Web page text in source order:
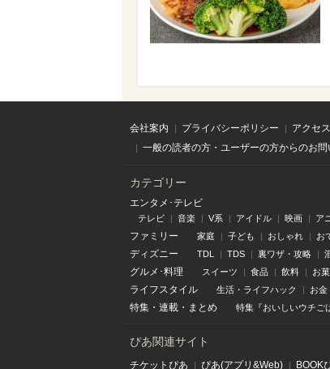
会社案内 プライバシーポリシー アクセ
一般の読者の方・ユーザーの方からのお問
カテゴリー
エンタメ･テレビ
テレビ 音楽 V系 アイドル 映画 ア
ファミリー 家庭 子ども おしゃれ お
ディズニー TDL TDS 裏ワザ・攻略
グルメ･料理 スイーツ 食品 飲料 お
ライフスタイル 生活・ライフハック お金
特集 ・ 連載 ・ まとめ 特集『おいしいウチご
ぴあ関連サイト
チケットぴあ ぴあ(アプリ&Web) BOOK